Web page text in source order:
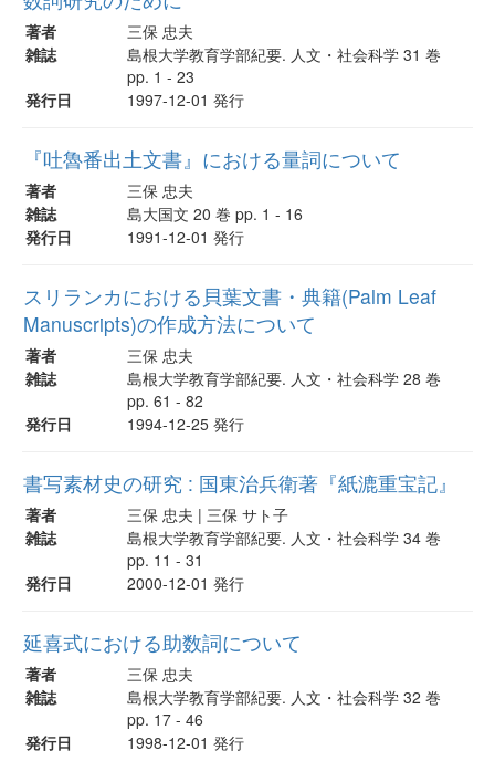
著者
三保 忠夫
雑誌
島根大学教育学部紀要. 人文・社会科学 31 巻
pp. 1 - 23
発行日
1997-12-01 発行
『吐魯番出土文書』における量詞について
著者
三保 忠夫
雑誌
島大国文 20 巻 pp. 1 - 16
発行日
1991-12-01 発行
スリランカにおける貝葉文書・典籍(Palm Leaf
Manuscripts)の作成方法について
著者
三保 忠夫
雑誌
島根大学教育学部紀要. 人文・社会科学 28 巻
pp. 61 - 82
発行日
1994-12-25 発行
書写素材史の研究 : 国東治兵衛著『紙漉重宝記』
著者
三保 忠夫 | 三保 サト子
雑誌
島根大学教育学部紀要. 人文・社会科学 34 巻
pp. 11 - 31
発行日
2000-12-01 発行
延喜式における助数詞について
著者
三保 忠夫
雑誌
島根大学教育学部紀要. 人文・社会科学 32 巻
pp. 17 - 46
発行日
1998-12-01 発行